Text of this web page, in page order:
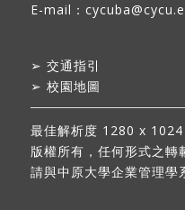
E-mail：
➢ 交通指引
➢ 校園地圖
最佳解析度 1280 x 1024
版權所有，任何形式之轉
請與中原大學企業管理學